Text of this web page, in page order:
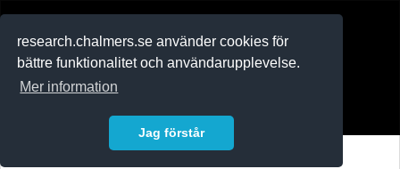
research.chalmers.se använder cookies för
bättre funktionalitet och användarupplevelse.
Mer information
Jag förstår